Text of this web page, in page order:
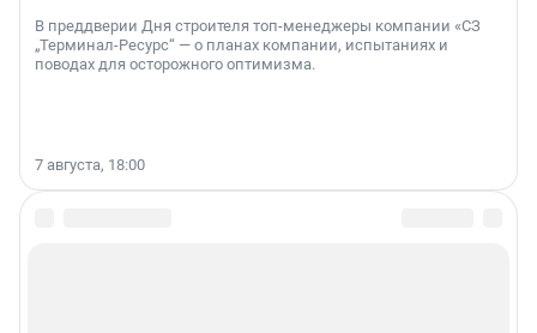
В преддверии Дня строителя топ-менеджеры компании «СЗ
„Терминал-Ресурс“ — о планах компании, испытаниях и
поводах для осторожного оптимизма.
7 августа, 18:00